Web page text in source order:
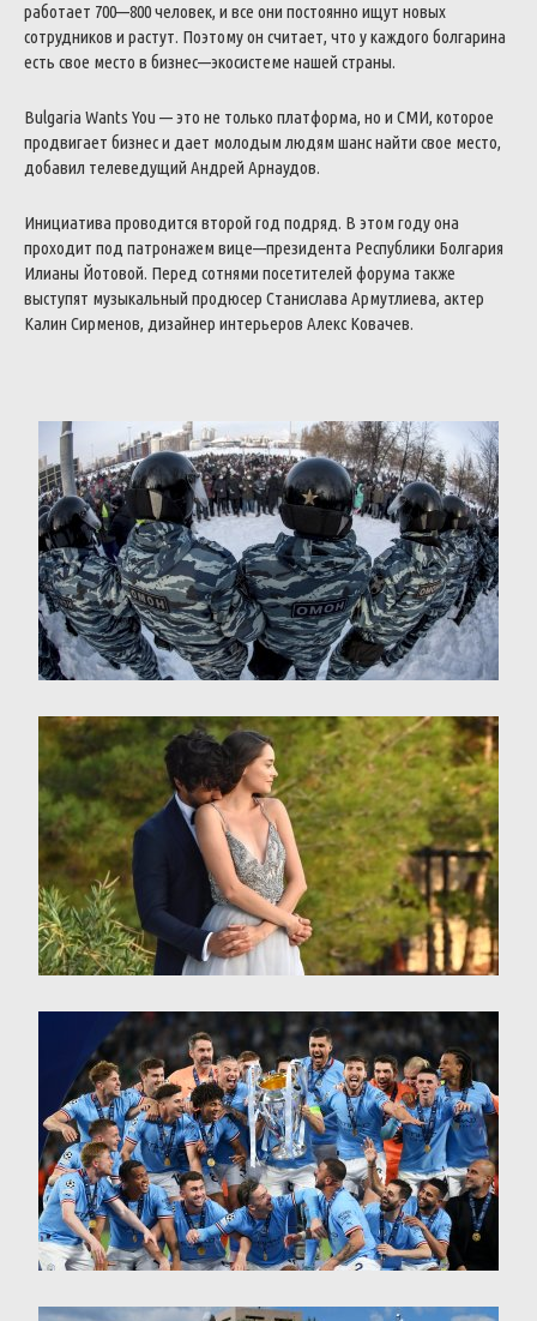
работает 700—800человек, и все они постоянно ищут новых
сотрудников и растут. Поэтомуон считает, что укаждого болгарина
есть свое место в бизнес—экосистеме нашей страны.
Bulgaria Wants You —это не только платформа, но и СМИ, которое
продвигает бизнеси дает молодым людям шанснайти свое место,
добавил телеведущий Андрей Арнаудов.
Инициатива проводится второй год подряд. В этом годуона
проходит под патронажем вице—президента Республики Болгария
Илианы Йотовой. Перед сотнями посетителей форума также
выступят музыкальный продюсер Станислава Армутлиева, актер
Калин Сирменов, дизайнер интерьеров Алекс Ковачев.